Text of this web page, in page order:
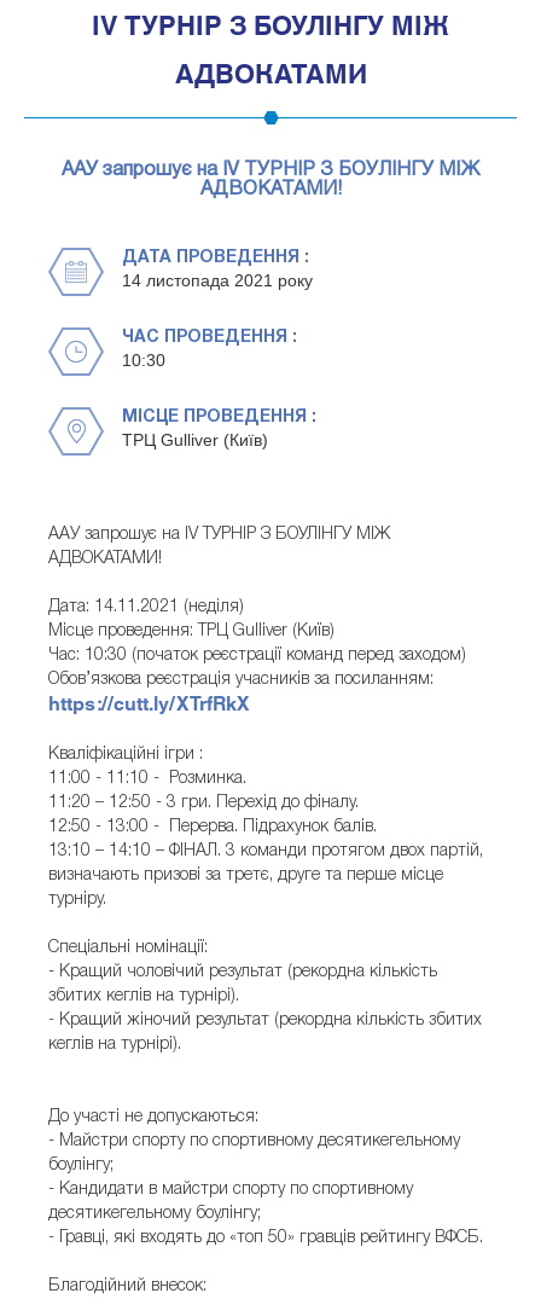
ІV ТУРНІР З БОУЛІНГУ МІЖ
АДВОКАТАМИ
ААУ запрошує на ІV ТУРНІР З БОУЛІНГУ МІЖ
АДВОКАТАМИ!
ДАТА ПРОВЕДЕННЯ :
14 листопада 2021 року
ЧАС ПРОВЕДЕННЯ :
10:30
МІСЦЕ ПРОВЕДЕННЯ :
ТРЦ Gulliver (Київ)
ААУ запрошує на ІV ТУРНІР З БОУЛІНГУ МІЖ
АДВОКАТАМИ!
Дата: 14.11.2021 (неділя)
Місце проведення: ТРЦ Gulliver (Київ)
Час: 10:30 (початок реєстрації команд перед заходом)
Обов’язкова реєстрація учасників за посиланням:
https://cutt.ly/XTrfRkX
Кваліфікаційні ігри :
11:00 - 11:10 - Розминка.
11:20 – 12:50 - 3 гри. Перехід до фіналу.
12:50 - 13:00 - Перерва. Підрахунок балів.
13:10 – 14:10 – ФІНАЛ. 3 команди протягом двох партій,
визначають призові за третє, друге та перше місце
турніру.
Спеціальні номінації:
- Кращий чоловічий результат (рекордна кількість
збитих кеглів на турнірі).
- Кращий жіночий результат (рекордна кількість збитих
кеглів на турнірі).
До участі не допускаються:
- Майстри спорту по спортивному десятикегельному
боулінгу;
- Кандидати в майстри спорту по спортивному
десятикегельному боулінгу;
- Гравці, які входять до «топ 50» гравців рейтингу ВФСБ.
Благодійний внесок: